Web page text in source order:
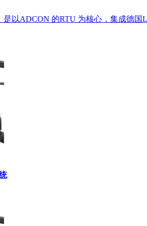
是以ADCON 的RTU 为核心，集成德